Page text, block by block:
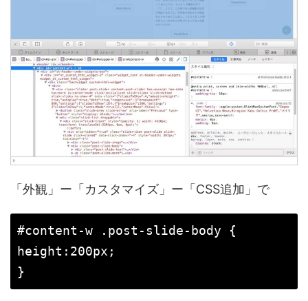
「外観」ー「カスタマイズ」ー「CSS追加」で
#content-w .post-slide-body {
height:200px;